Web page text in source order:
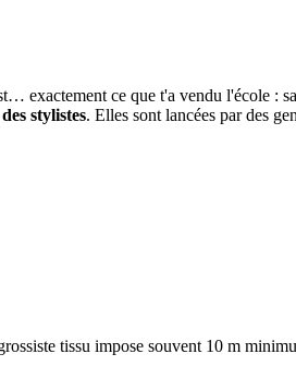
exactement ce que t'a vendu l'école :
stylistes. Elles sont lancées par des
tissu impose souvent 10 m